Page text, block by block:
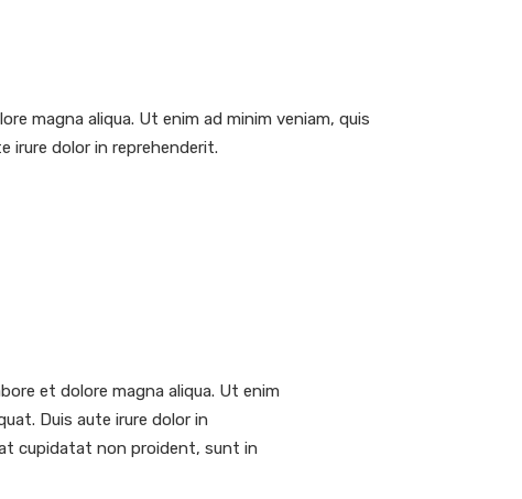
magna aliqua. Ut enim ad minim veniam, quis
irure dolor in reprehenderit.
et dolore magna aliqua. Ut enim
Duis aute irure dolor in
cupidatat non proident, sunt in